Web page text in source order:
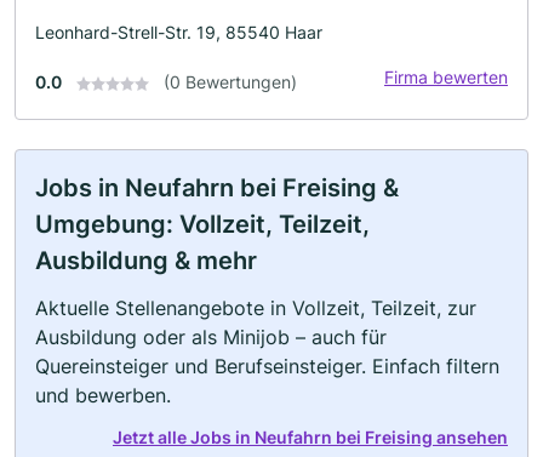
Leonhard-Strell-Str. 19, 85540 Haar
0.0 (0 Bewertungen) Firma bewerten
Jobs in Neufahrn bei Freising &
Umgebung: Vollzeit, Teilzeit,
Ausbildung & mehr
Aktuelle Stellenangebote in Vollzeit, Teilzeit, zur
Ausbildung oder als Minijob – auch für
Quereinsteiger und Berufseinsteiger. Einfach filtern
und bewerben.
Jetzt alle Jobs in Neufahrn bei Freising ansehen